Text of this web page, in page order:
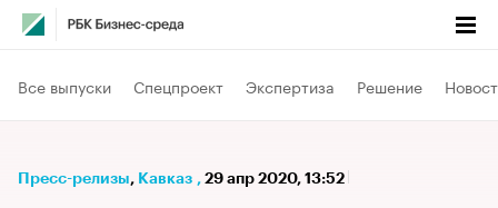
Все выпуски Спецпроект Экспертиза Решение
Пресс-релизы⁠, Кавказ , 29 апр 2020, 13:52